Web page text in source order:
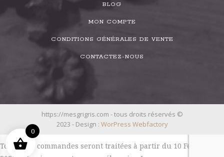
BLOG
MON COMPTE
CONDITIONS GÉNÉRALES DE VENTE
CONTACTEZ-NOUS
https://mesgrigris.com - tous droits réservés ©
2023 - Design : WorPress Webfactory
Toutes les commandes seront traitées à partir du 10 Février
0